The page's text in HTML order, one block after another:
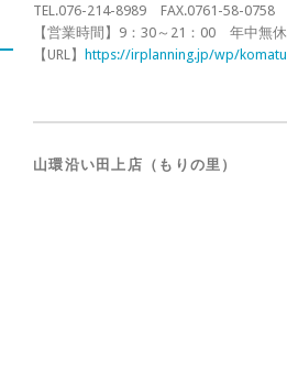
TEL.076-214-8989 FAX.0761-58-0758
【営業時間】9：30～21：00 年中無休
【URL】
https://irplanning.jp/wp/komatu
山環沿い田上店（もりの里）